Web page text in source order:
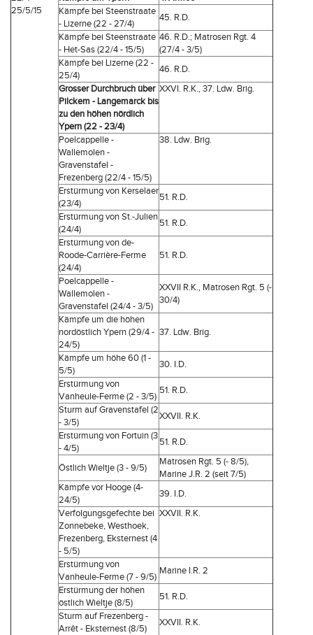
25/5/15
Kämpfe bei Steenstraate
- Lizerne (22 - 27/4)
45. R.D.
Kämpfe bei Steenstraate
- Het-Sas (22/4 - 15/5)
46. R.D.; Matrosen Rgt. 4
(27/4 - 3/5)
Kämpfe bei Lizerne (22 -
25/4)
46. R.D.
Grosser Durchbruch über
Pilckem - Langemarck bis
zu den höhen nördlich
Ypern (22 - 23/4)
XXVI. R.K., 37. Ldw. Brig.
Poelcappelle -
Wallemolen -
Gravenstafel -
Frezenberg (22/4 - 15/5)
38. Ldw. Brig.
Erstürmung von Kerselaer
(23/4)
51. R.D.
Erstürmung von St.-Julien
(24/4)
51. R.D.
Erstürmung von de-
Roode-Carrière-Ferme
(24/4)
51. R.D.
Poelcappelle -
Wallemolen -
Gravenstafel (24/4 - 3/5)
XXVII R.K., Matrosen Rgt. 5 (-
30/4)
Kämpfe um die höhen
nordöstlich Ypern (29/4 -
24/5)
37. Ldw. Brig.
Kämpfe um höhe 60 (1 -
5/5)
30. I.D.
Erstürmung von
Vanheule-Ferme (2 - 3/5)
51. R.D.
Sturm auf Gravenstafel (2
- 3/5)
XXVII. R.K.
Erstürmung von Fortuin (3
- 4/5)
51. R.D.
Östlich Wieltje (3 - 9/5)
Matrosen Rgt. 5 (- 8/5),
Marine J.R. 2 (seit 7/5)
Kämpfe vor Hooge (4-
24/5)
39. I.D.
Verfolgungsgefechte bei
Zonnebeke, Westhoek,
Frezenberg, Eksternest (4
- 5/5)
XXVII. R.K.
Erstürmung von
Vanheule-Ferme (7 - 9/5)
Marine I.R. 2
Erstürmung der höhen
östlich Wieltje (8/5)
51. R.D.
Sturm auf Frezenberg -
Arrêt - Eksternest (8/5)
XXVII. R.K.